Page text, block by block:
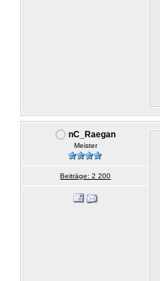
nC_Raegan
Meister
Beiträge: 2 200